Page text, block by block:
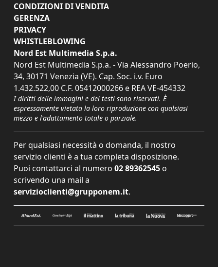
CONDIZIONI DI VENDITA
GERENZA
PRIVACY
WHISTLEBLOWING
Nord Est Multimedia S.p.a.
Nord Est Multimedia S.p.a. - Via Alessandro Poerio,
34, 30171 Venezia (VE). Cap. Soc. i.v. Euro
1.432.522,00 C.F. 05412000266 e REA VE-454332
I diritti delle immagini e dei testi sono riservati. È
espressamente vietata la loro riproduzione con qualsiasi
mezzo e l'adattamento totale o parziale.
Per qualsiasi necessità o domanda, il nostro
servizio clienti è a tua completa disposizione.
Puoi contattarci al numero 02 89362545 o
scrivendo una mail a
servizioclienti@grupponem.it.